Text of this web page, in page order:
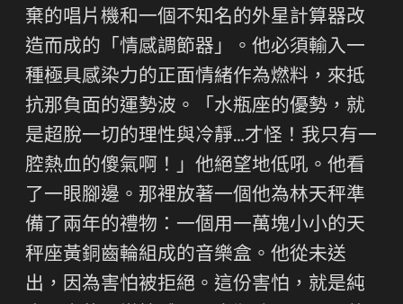
棄的唱片機和一個不知名的外星計算器改
造而成的「情感調節器」。他必須輸入一
種極具感染力的正面情緒作為燃料，來抵
抗那負面的運勢波。「水瓶座的優勢，就
是超脫一切的理性與冷靜…才怪！我只有一
腔熱血的傻氣啊！」他絕望地低吼。他看
了一眼腳邊。那裡放著一個他為林天秤準
備了兩年的禮物：一個用一萬塊小小的天
秤座黃銅齒輪組成的音樂盒。他從未送
出，因為害怕被拒絕。這份害怕，就是純